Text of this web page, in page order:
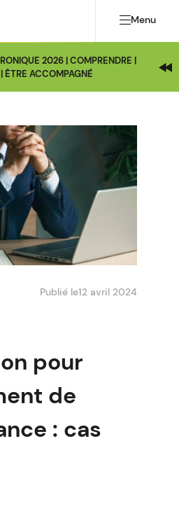
Menu
2026 | COMPRENDRE |
ÊTRE ACCOMPAGNÉ
Publié le12 avril 2024
pour
de
: cas